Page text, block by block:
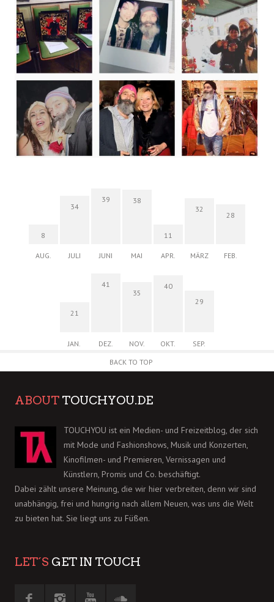
8
AUG.
34
JULI
39
JUNI
38
MAI
11
APR.
32
MÄRZ
28
FEB.
21
JAN.
41
DEZ.
35
NOV.
40
OKT.
29
SEP.
BACK TO TOP
ABOUT TOUCHYOU.DE
TOUCHYOU ist ein Medien- und Freizeitblog, der sich
mit Mode und Fashionshows, Musik und Konzerten,
Kinofilmen- und Premieren, Vernissagen und
Künstlern, Promis und Co. beschäftigt.
Dabei zählt unsere Meinung, die wir hier verbreiten, denn wir sind
unabhängig, frei und hungrig nach allem Neuen, was uns die Welt
zu bieten hat. Sie liegt uns zu Füßen.
LET´S GET IN TOUCH